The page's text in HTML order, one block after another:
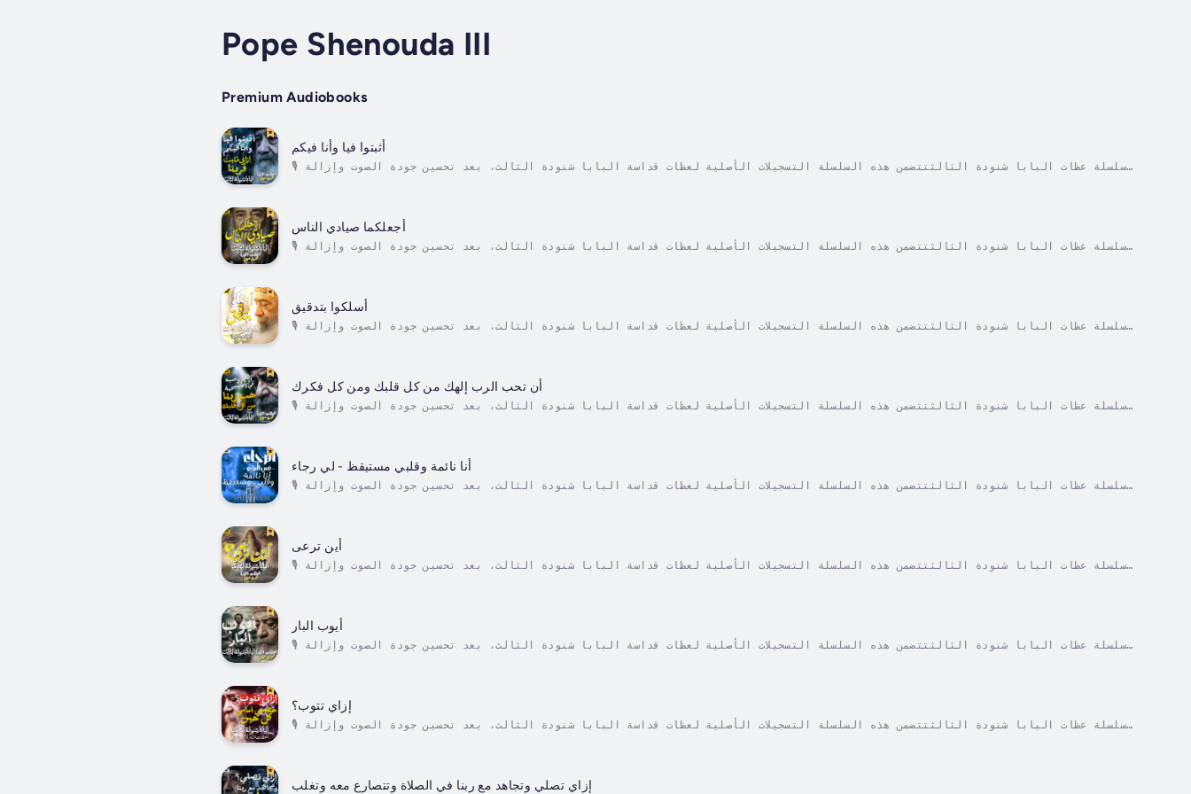
Pope Shenouda III
Premium Audiobooks
أثبتوا فيا وأنا فيكم
🎙️ سلسلة عظات البابا شنودة الثالثتتضمن هذه السلسلة التسجيلات الأصلية لعظات قداسة البابا شنودة الثالث، بعد تحسين جودة الصوت وإزالة
أجعلكما صيادي الناس
🎙️ سلسلة عظات البابا شنودة الثالثتتضمن هذه السلسلة التسجيلات الأصلية لعظات قداسة البابا شنودة الثالث، بعد تحسين جودة الصوت وإزالة
أسلكوا بتدقيق
🎙️ سلسلة عظات البابا شنودة الثالثتتضمن هذه السلسلة التسجيلات الأصلية لعظات قداسة البابا شنودة الثالث، بعد تحسين جودة الصوت وإزالة
أن تحب الرب إلهك من كل قلبك ومن كل فكرك
🎙️ سلسلة عظات البابا شنودة الثالثتتضمن هذه السلسلة التسجيلات الأصلية لعظات قداسة البابا شنودة الثالث، بعد تحسين جودة الصوت وإزالة
أنا نائمة وقلبي مستيقظ - لي رجاء
🎙️ سلسلة عظات البابا شنودة الثالثتتضمن هذه السلسلة التسجيلات الأصلية لعظات قداسة البابا شنودة الثالث، بعد تحسين جودة الصوت وإزالة
أين ترعى
🎙️ سلسلة عظات البابا شنودة الثالثتتضمن هذه السلسلة التسجيلات الأصلية لعظات قداسة البابا شنودة الثالث، بعد تحسين جودة الصوت وإزالة
أيوب البار
🎙️ سلسلة عظات البابا شنودة الثالثتتضمن هذه السلسلة التسجيلات الأصلية لعظات قداسة البابا شنودة الثالث، بعد تحسين جودة الصوت وإزالة
إزاي تتوب؟
🎙️ سلسلة عظات البابا شنودة الثالثتتضمن هذه السلسلة التسجيلات الأصلية لعظات قداسة البابا شنودة الثالث، بعد تحسين جودة الصوت وإزالة
إزاي تصلي وتجاهد مع ربنا في الصلاة وتتصارع معه وتغلب